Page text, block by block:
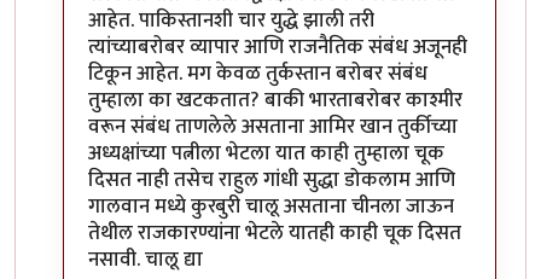
आहेत. पाकिस्तानशी चार युद्धे झाली तरी
त्यांच्याबरोबर व्यापार आणि राजनैतिक संबंध अजूनही
टिकून आहेत. मग केवळ तुर्कस्तान बरोबर संबंध
तुम्हाला का खटकतात? बाकी भारताबरोबर काश्मीर
वरून संबंध ताणलेले असताना आमिर खान तुर्कीच्या
अध्यक्षांच्या पत्नीला भेटला यात काही तुम्हाला चूक
दिसत नाही तसेच राहुल गांधी सुद्धा डोकलाम आणि
गालवान मध्ये कुरबुरी चालू असताना चीनला जाऊन
तेथील राजकारण्यांना भेटले यातही काही चूक दिसत
नसावी. चालू द्या